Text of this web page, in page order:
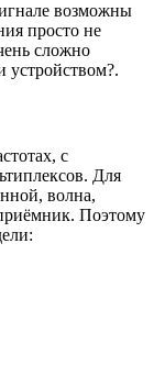
возможны
просто не
сложно
с
Для
волна,
Поэтому